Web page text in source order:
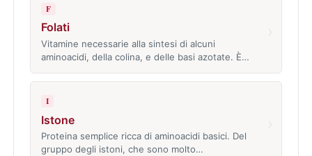
F
Folati
Vitamine necessarie alla sintesi di alcuni
aminoacidi, della colina, e delle basi azotate. È…
I
Istone
Proteina semplice ricca di aminoacidi basici. Del
gruppo degli istoni, che sono molto…